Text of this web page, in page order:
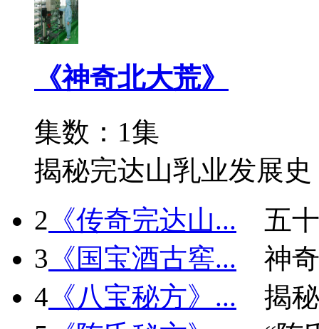
《神奇北大荒》
集数：1集
揭秘完达山乳业发展史
2 《传奇完达山...
五
3 《国宝酒古窖...
神
4 《八宝秘方》...
揭